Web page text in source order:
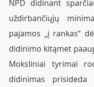
NPD didinant
uždirbančiųjų
pajamos „į rankas“
didinimo kitąmet
Moksliniai tyrimai
didinimas